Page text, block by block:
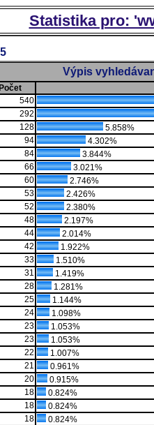
Statistika pro:
Výpis
Počet
540
292
128
5.858%
94
4.302%
84
3.844%
66
3.021%
60
2.746%
53
2.426%
52
2.380%
48
2.197%
44
2.014%
42
1.922%
33
1.510%
31
1.419%
28
1.281%
25
1.144%
24
1.098%
23
1.053%
23
1.053%
22
1.007%
21
0.961%
20
0.915%
18
0.824%
18
0.824%
18
0.824%